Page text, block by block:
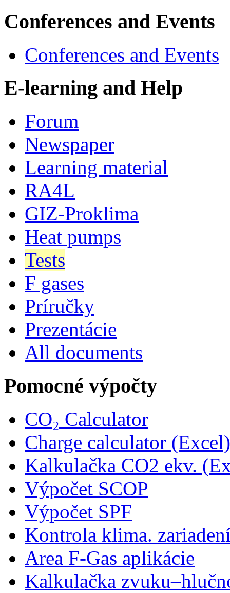
Conferences and Events
Conferences and Events
E-learning and Help
Forum
Newspaper
Learning material
RA4L
GIZ-Proklima
Heat pumps
Tests
F gases
Príručky
Prezentácie
All documents
Pomocné výpočty
CO₂ Calculator
Charge calculator (Excel)
Kalkulačka CO2 ekv.
Výpočet SCOP
Výpočet SPF
Kontrola klima.
Area F-Gas aplikácie
Kalkulačka